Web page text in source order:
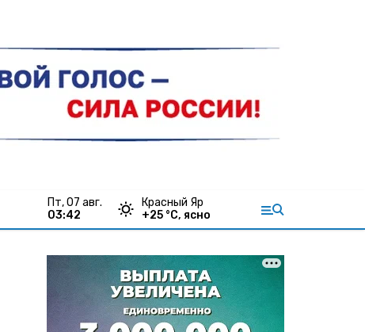
пт, 07 авг.
03:42
Красный Яр
+25 °С, ясно